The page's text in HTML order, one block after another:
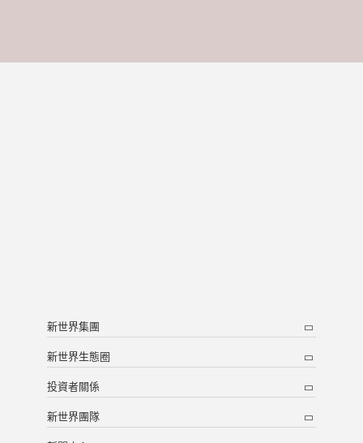
新世界集團
新世界生態圈
投資者關係
新世界團隊